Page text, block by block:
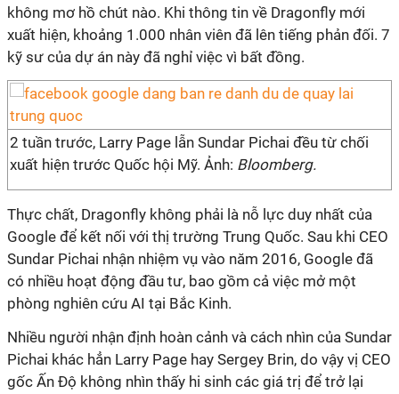
không mơ hồ chút nào. Khi thông tin về Dragonfly mới
xuất hiện, khoảng 1.000 nhân viên đã lên tiếng phản đối. 7
kỹ sư của dự án này đã nghỉ việc vì bất đồng.
2 tuần trước, Larry Page lẫn Sundar Pichai đều từ chối
xuất hiện trước Quốc hội Mỹ. Ảnh: Bloomberg.
Thực chất, Dragonfly không phải là nỗ lực duy nhất của
Google để kết nối với thị trường Trung Quốc. Sau khi CEO
Sundar Pichai nhận nhiệm vụ vào năm 2016, Google đã
có nhiều hoạt động đầu tư, bao gồm cả việc mở một
phòng nghiên cứu AI tại Bắc Kinh.
Nhiều người nhận định hoàn cảnh và cách nhìn của Sundar
Pichai khác hẳn Larry Page hay Sergey Brin, do vậy vị CEO
gốc Ấn Độ không nhìn thấy hi sinh các giá trị để trở lại